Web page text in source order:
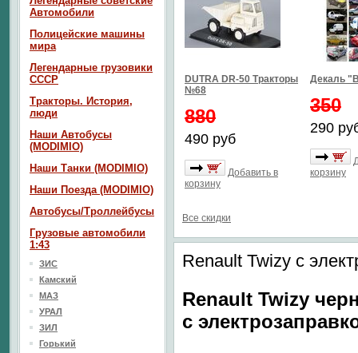
DUTRA DR-50 Тракторы
№68
880
490 руб
Добавить в
корзину
Декаль
350
290
корзину
Все скидки
Renault Twizy с
Renault Twizy
с
Автомобили
Полицейские машины
мира
Легендарные грузовики
СССР
Тракторы. История,
люди
Наши Автобусы
(MODIMIO)
Наши Танки (MODIMIO)
Наши Поезда (MODIMIO)
Автобусы/Троллейбусы
Грузовые автомобили
1:43
ЗИС
Камский
МАЗ
УРАЛ
ЗИЛ
Горький